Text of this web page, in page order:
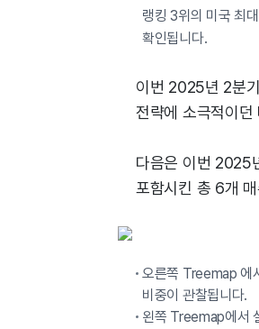
랭킹 3위의 미국 최
확인됩니다.
이번 2025년 2분
전략에 소극적이던
다음은 이번 2025
포함시킨 총 6개
오른쪽 Treemap 에
비중이 관찰됩니다.
왼쪽 Treemap에서